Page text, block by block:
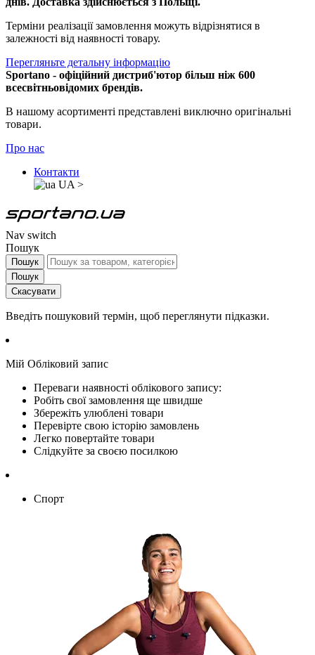
Терміни реалізації замовлення можуть відрізнятися в
залежності від наявності товару.
Перегляньте детальну інформацію
Sportano - офіційний дистриб'ютор більш ніж 600
всесвітньовідомих брендів.
В нашому асортименті представлені виключно оригінальні
товари.
Про нас
Контакти
UA >
Nav switch
Пошук
Пошук
Пошук
Скасувати
Введіть пошуковий термін, щоб переглянути підказки.
Мій Обліковий запис
Переваги наявності облікового запису:
Робіть свої замовлення ще швидше
Збережіть улюблені товари
Перевірте свою історію замовлень
Легко повертайте товари
Слідкуйте за своєю посилкою
Спорт